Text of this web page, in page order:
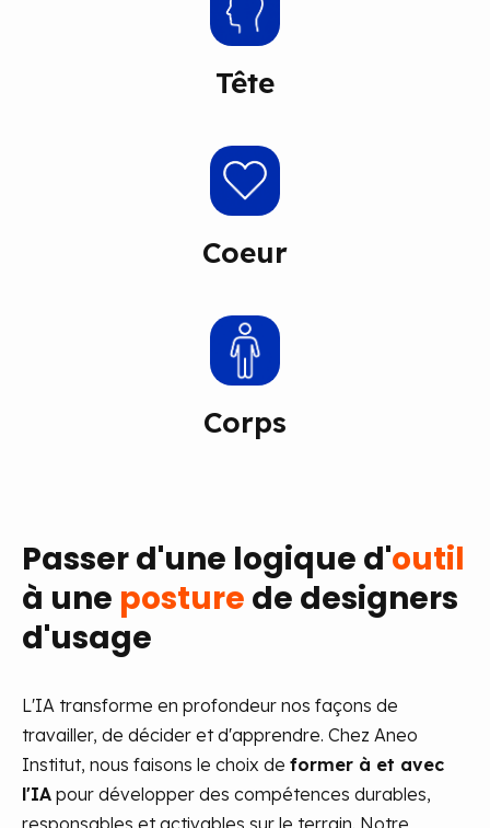
Tête
Coeur
Corps
Passer d'une logique d'outil
à une posture de designers
d'usage
L'IA transforme en profondeur nos façons de
travailler, de décider et d'apprendre. Chez Aneo
Institut, nous faisons le choix de former à et avec
l'IA pour développer des compétences durables,
responsables et activables sur le terrain. Notre